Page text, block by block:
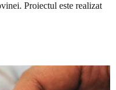
Proiectul este realizat